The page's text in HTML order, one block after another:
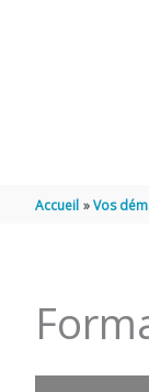
Accueil Vos